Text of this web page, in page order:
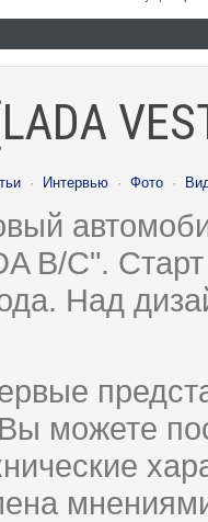
· Интервью · Фото ·
B/C".
Над
можете